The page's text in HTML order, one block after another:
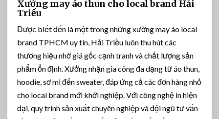
Xưởng may áo thun cho local brand Hải
Triều
Được biết đến là một trong những xưởng may áo local
brand TPHCM uy tín, Hải Triều luôn thu hút các
thương hiệu nhờ giá gốc cạnh tranh và chất lượng sản
phẩm ổn định. Xưởng nhận gia công đa dạng từ áo thun,
hoodie, sơ mi đến sweater, đáp ứng cả các đơn hàng nhỏ
cho local brand mới khởi nghiệp. Với công nghệ in hiện
đại, quy trình sản xuất chuyên nghiệp và đội ngũ tư vấn